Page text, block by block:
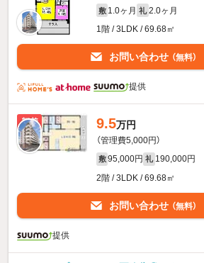
敷 1.0ヶ月 礼 2.0ヶ月
1階 / 3LDK / 69.68㎡
お問い合わせ （無料）
提供
新着 9.5万円
（管理費5,000円）
敷 95,000円 礼 190,000円
2階 / 3LDK / 69.68㎡
お問い合わせ （無料）
提供